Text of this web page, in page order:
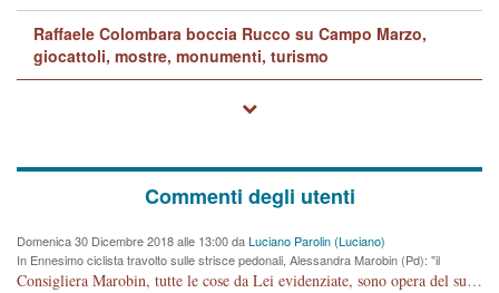
Raffaele Colombara boccia Rucco su Campo Marzo,
giocattoli, mostre, monumenti, turismo
Commenti degli utenti
Domenica 30 Dicembre 2018 alle 13:00 daLuciano Parolin (Luciano)
In Ennesimo ciclista travolto sulle strisce pedonali, Alessandra Marobin (Pd): "il
Comune si svegli"
Consigliera Marobin, tutte le cose da Lei evidenziate, sono opera del suo ex Assessore e compagno di Partito Antonio Marco Dalla Pozza Assessore alla "progettazione" di piste ciclabili e altre porcherie. A lui manderei il conto da saldare per incidenti e danni alle persone. E' ora che "finiamola." Avete perso rassegnatevi. qui IL SINDACO RUCCO NON C'ENTRA PER NIENTE. CAPITO!!!!!!!! Amen.